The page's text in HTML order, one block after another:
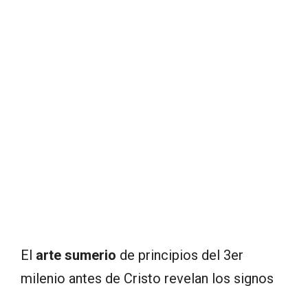
El arte sumerio de principios del 3er
milenio antes de Cristo revelan los signos